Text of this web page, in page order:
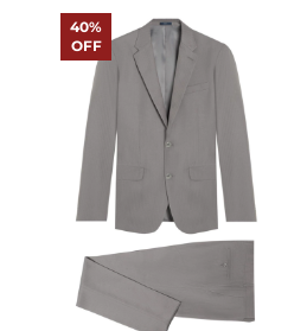
40%
OFF